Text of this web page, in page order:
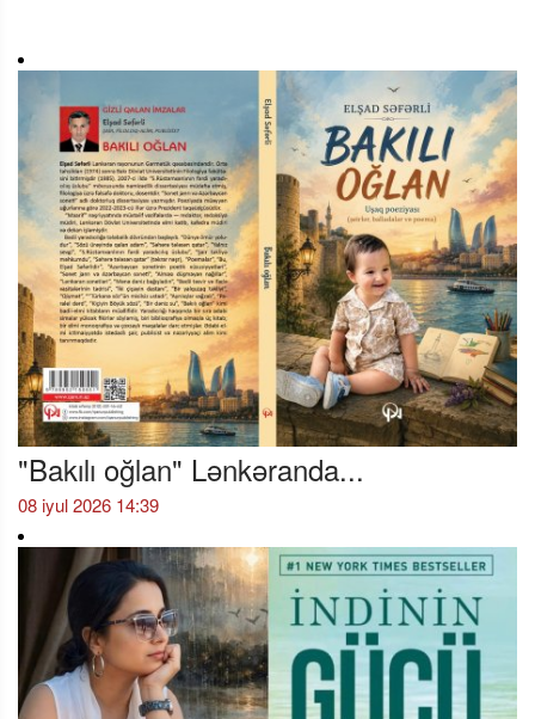
"Bakılı oğlan" Lənkəranda...
08 iyul 2026 14:39